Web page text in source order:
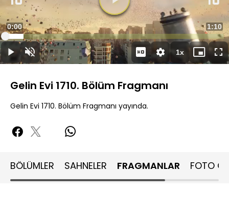
DuraklatSesi
Aç
Süre
0:00
Süre
1:10
Yüklendi:
8.45%
1xOynatma
Hızı
Mini
oynatıcı
Gelin Evi 1710. Bölüm Fragmanı
Gelin Evi 1710. Bölüm Fragmanı yayında.
BÖLÜMLER SAHNELER FRAGMANLAR FOTO